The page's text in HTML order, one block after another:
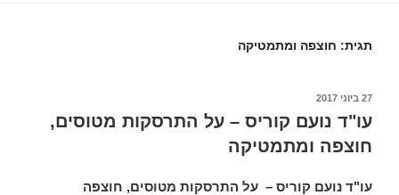
תגית: חוצפה ומתמטיקה
פורסם
27 ביוני 2017
עו"ד נועם קוריס – על התרסקות מטוסים,
חוצפה ומתמטיקה
עו"ד נועם קוריס – על התרסקות מטוסים, חוצפה